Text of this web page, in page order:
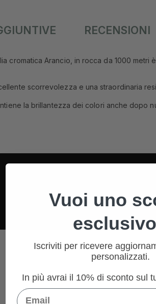
RECENSIONI
cromatica Arancio, in rocca da 1000
scorrevolezza e una straordinaria
la brillantezza dei colori anche dopo
PRODOTTI
Vuoi uno
Iscriviti per ricevere
personalizzati.
In più avrai il 10% di sconto sul
Email